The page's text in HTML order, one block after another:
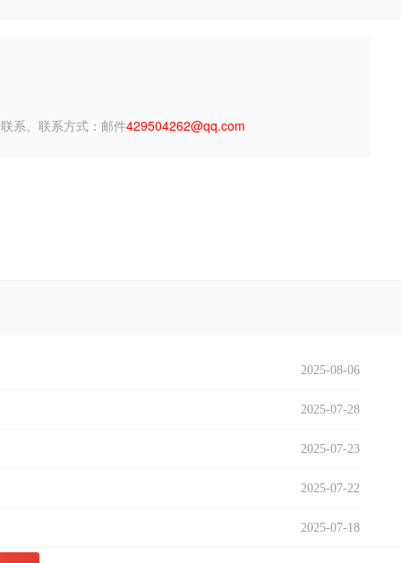
系。联系方式：邮件429504262@qq.com
2025-08-06
2025-07-28
2025-07-23
2025-07-22
2025-07-18